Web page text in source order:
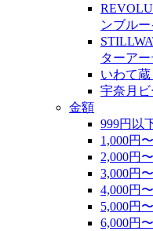
ンブル
ターア
いわて
宇奈月
金額
999円以
1,000円
2,000円
3,000円
4,000円
5,000円
6,000円